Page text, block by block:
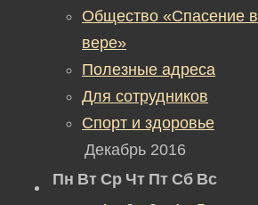
Общество «Спасение в
вере»
Полезные адреса
Для сотрудников
Спорт и здоровье
Декабрь 2016
Пн Вт Ср Чт Пт Сб Вс